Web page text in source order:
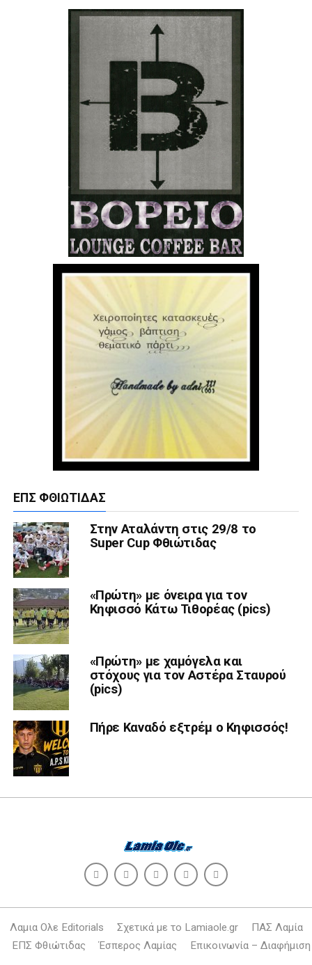
ΕΠΣ ΦΘΙΏΤΙΔΑΣ
Στην Αταλάντη στις 29/8 το
Super Cup Φθιώτιδας
«Πρώτη» με όνειρα για τον
Κηφισσό Κάτω Τιθορέας (pics)
«Πρώτη» με χαμόγελα και
στόχους για τον Αστέρα Σταυρού
(pics)
Πήρε Καναδό εξτρέμ ο Κηφισσός!
Λαμια Ολε Editorials Σχετικά με το Lamiaole.gr
ΠΑΣ Λαμία
ΕΠΣ Φθιώτιδας
Έσπερος Λαμίας Επικοινωνία – Διαφήμιση